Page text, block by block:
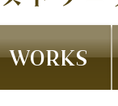
WORKS